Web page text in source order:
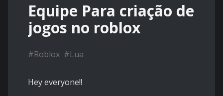
Equipe Para criação de
jogos no roblox
#Roblox #Lua
Hey everyone!!